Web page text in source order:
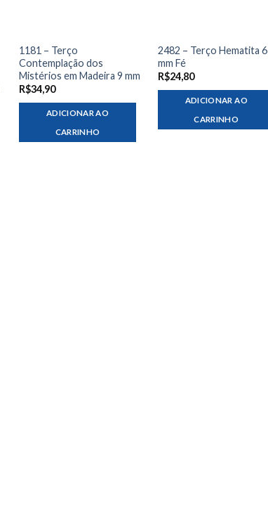
1181 – Terço
Contemplação dos
Mistérios em Madeira 9 mm
R$34,90
ADICIONAR AO
CARRINHO
2482 – Terço Hematita 6
mm Fé
R$24,80
ADICIONAR AO
CARRINHO